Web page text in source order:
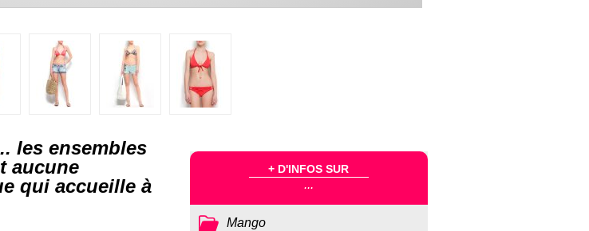
les ensembles
aucune
qui accueille à
+ D'INFOS SUR
...
Mango